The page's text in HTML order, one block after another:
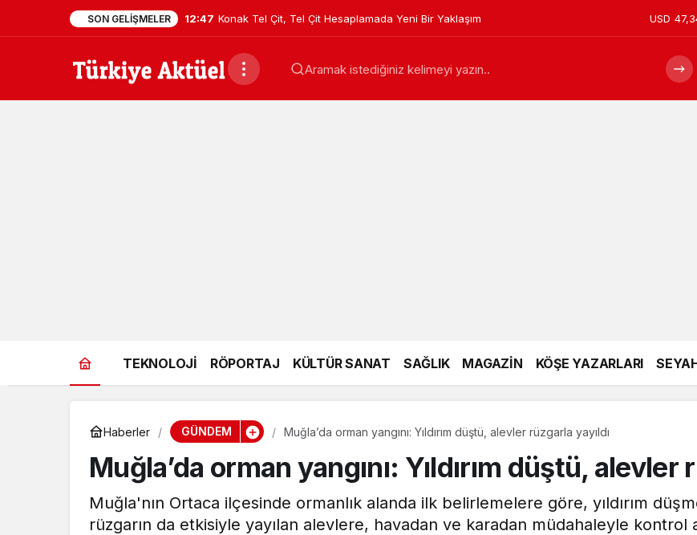
SON GELIŞMELER 12:47 Konak Tel Çit, Tel Çit Hesaplamada Yeni Bir Yaklaşım USD
TEKNOLOJİ RÖPORTAJ KÜLTÜR SANAT SAĞLIK MAGAZİN KÖŞE YAZARLARI
Haberler GÜNDEM Muğla’da orman yangını: Yıldırım düştü, alevler rüzgarla yayıldı
Muğla’da orman yangını: Yıldırım düştü, alevler
Muğla'nın Ortaca ilçesinde ormanlık alanda ilk belirlemelere göre, yıldırım
rüzgarın da etkisiyle yayılan alevlere, havadan ve karadan müdahaleyle kontrol